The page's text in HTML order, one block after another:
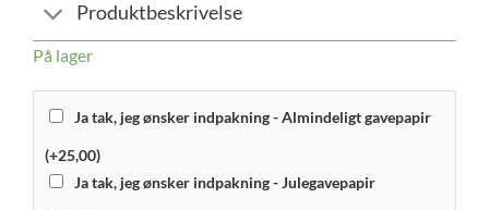
Produktbeskrivelse
På lager
Ja tak, jeg ønsker indpakning - Almindeligt gavepapir
(+25,00)
Ja tak, jeg ønsker indpakning - Julegavepapir